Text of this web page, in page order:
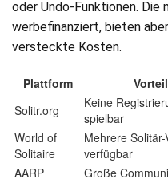
oder Undo-Funktionen. Die
werbefinanziert, bieten
versteckte Kosten.
Plattform
Solitr.org
Keine
spielbar
World of
Solitaire
Mehrere
verfügbar
AARP
Große